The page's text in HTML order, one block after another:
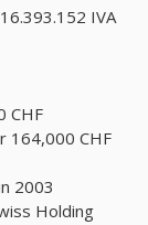
IVA
CHF
164,000 CHF
2003
Holding